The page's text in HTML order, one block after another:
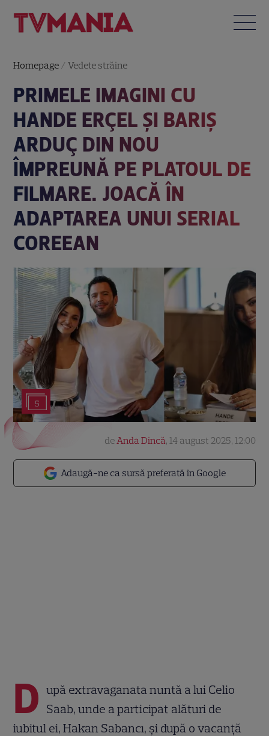
Homepage /Vedete străine
PRIMELE IMAGINI CU
HANDE ERÇEL ȘI BARIŞ
ARDUÇ DIN NOU
ÎMPREUNĂ PE PLATOUL DE
FILMARE. JOACĂ ÎN
ADAPTAREA UNUI SERIAL
COREEAN
5
Adaugă-ne ca sursă preferată în Google
deAnda Dincă, 14 august 2025, 12:00
D upă extravaganata nuntă a lui Celio
Saab, unde a participat alături de
iubitul ei, Hakan Sabancı, și după o vacanță